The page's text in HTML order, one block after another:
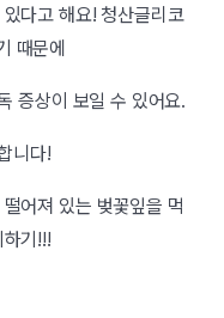
다고 해요! 청산글리코
때문에
증상이 보일 수 있어요.
니다!
어져 있는 벚꽃잎을 먹
기!!!